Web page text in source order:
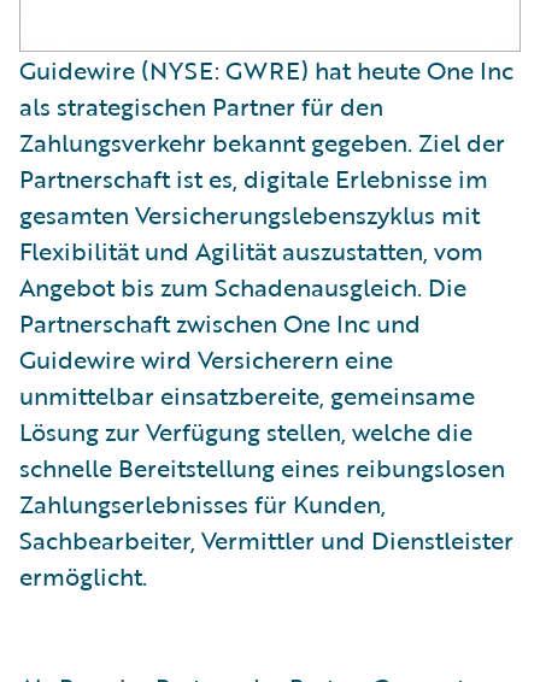
Guidewire (NYSE: GWRE) hat heute One Inc
als strategischen Partner für den
Zahlungsverkehr bekannt gegeben. Ziel der
Partnerschaft ist es, digitale Erlebnisse im
gesamten Versicherungslebenszyklus mit
Flexibilität und Agilität auszustatten, vom
Angebot bis zum Schadenausgleich. Die
Partnerschaft zwischen One Inc und
Guidewire wird Versicherern eine
unmittelbar einsatzbereite, gemeinsame
Lösung zur Verfügung stellen, welche die
schnelle Bereitstellung eines reibungslosen
Zahlungserlebnisses für Kunden,
Sachbearbeiter, Vermittler und Dienstleister
ermöglicht.